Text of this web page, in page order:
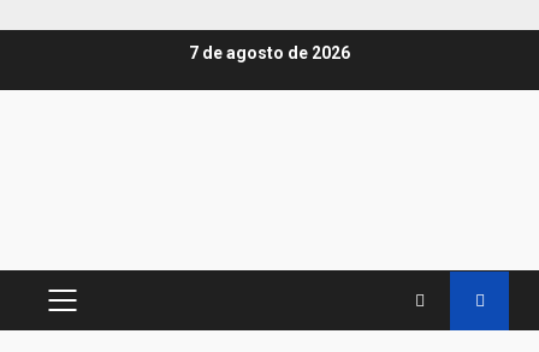
7 de agosto de 2026
MENÚ